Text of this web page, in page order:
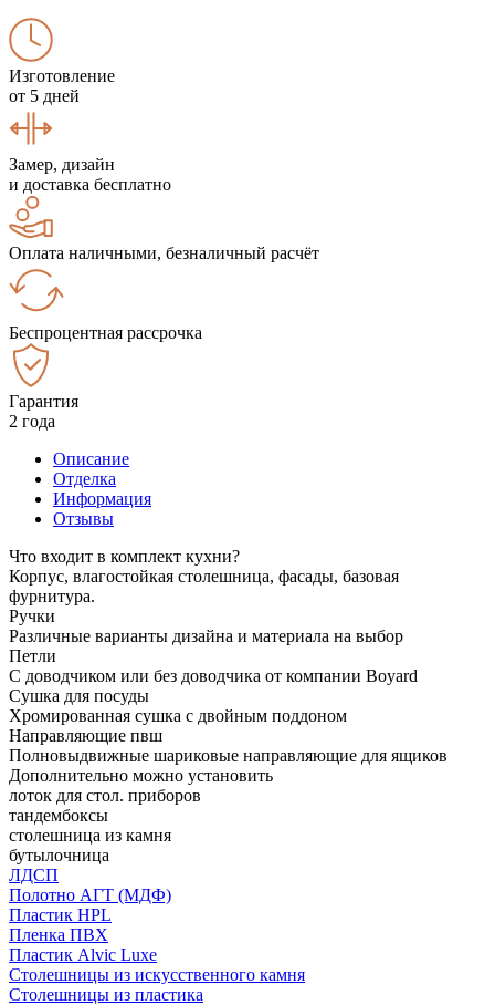
Изготовление
от 5 дней
Замер, дизайн
и доставка бесплатно
Оплата наличными, безналичный расчёт
Беспроцентная рассрочка
Гарантия
2 года
Описание
Отделка
Информация
Отзывы
Что входит в комплект кухни?
Корпус, влагостойкая столешница, фасады, базовая
фурнитура.
Ручки
Различные варианты дизайна и материала на выбор
Петли
С доводчиком или без доводчика от компании Boyard
Сушка для посуды
Хромированная сушка с двойным поддоном
Направляющие пвш
Полновыдвижные шариковые направляющие для ящиков
Дополнительно можно установить
лоток для стол. приборов
тандембоксы
столешница из камня
бутылочница
ЛДСП
Полотно АГТ (МДФ)
Пластик HPL
Пленка ПВХ
Пластик Alvic Luxe
Столешницы из искусственного камня
Столешницы из пластика